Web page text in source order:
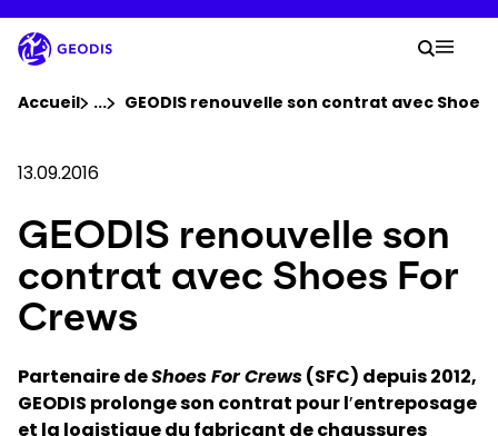
au
contenu
principal
Groupe
Newsroom
Carrière
Localisations
Accueil ...Voir tous les éléments du fil d'ariane
GEODIS renouvelle son contrat avec Shoes
13.09.2016
GEODIS renouvelle son
contrat avec Shoes For
Crews
Partenaire deShoes For Crews(SFC) depuis 2012,
GEODIS prolonge son contrat pour l’entreposage
et la logistique du fabricant de chaussures